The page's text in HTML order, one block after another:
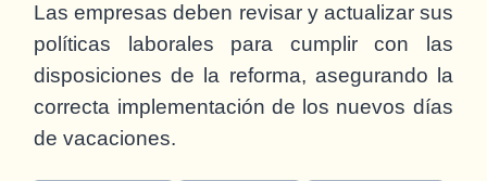
Las empresas deben revisar y actualizar sus
políticas laborales para cumplir con las
disposiciones de la reforma, asegurando la
correcta implementación de los nuevos días
de vacaciones.